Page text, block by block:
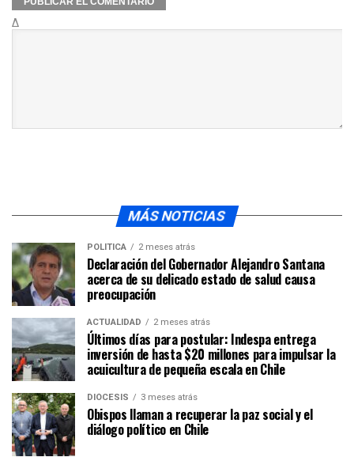
Δ
MÁS NOTICIAS
POLÍTICA 2 meses atrás
Declaración del Gobernador Alejandro Santana
acerca de su delicado estado de salud causa
preocupación
ACTUALIDAD 2 meses atrás
Últimos días para postular: Indespa entrega
inversión de hasta $20 millones para impulsar la
acuicultura de pequeña escala en Chile
DIÓCESIS 3 meses atrás
Obispos llaman a recuperar la paz social y el
diálogo político en Chile